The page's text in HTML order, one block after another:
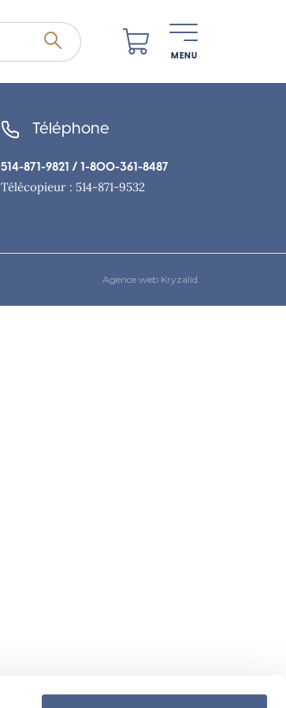
MENU
Téléphone
514-871-9821 / 1-800-361-8487
Télécopieur : 514-871-9532
Agence web Kryzalid